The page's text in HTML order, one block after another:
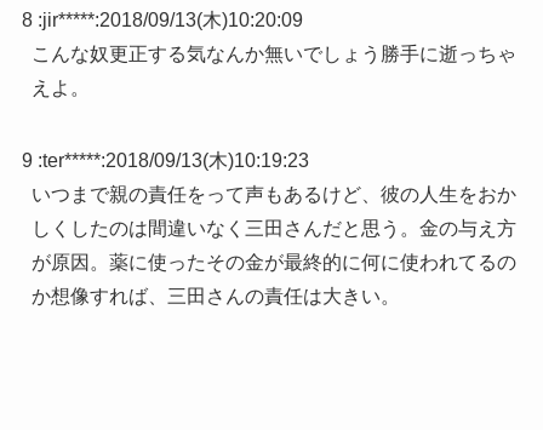
8 :jir*****:2018/09/13(木)10:20:09
こんな奴更正する気なんか無いでしょう勝手に逝っちゃ
えよ。
9 :ter*****:2018/09/13(木)10:19:23
いつまで親の責任をって声もあるけど、彼の人生をおか
しくしたのは間違いなく三田さんだと思う。金の与え方
が原因。薬に使ったその金が最終的に何に使われてるの
か想像すれば、三田さんの責任は大きい。